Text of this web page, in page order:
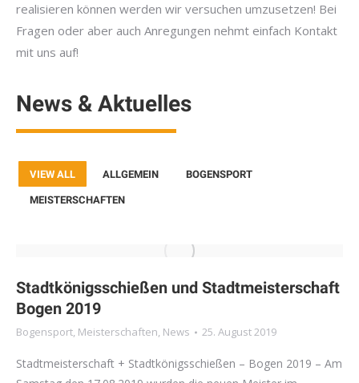
realisieren können werden wir versuchen umzusetzen! Bei
Fragen oder aber auch Anregungen nehmt einfach Kontakt
mit uns auf!
News & Aktuelles
VIEW ALL ALLGEMEIN BOGENSPORT
MEISTERSCHAFTEN
Stadtkönigsschießen und Stadtmeisterschaft
Bogen 2019
Bogensport, Meisterschaften, News 25. August 2019
Stadtmeisterschaft + Stadtkönigsschießen – Bogen 2019 – Am